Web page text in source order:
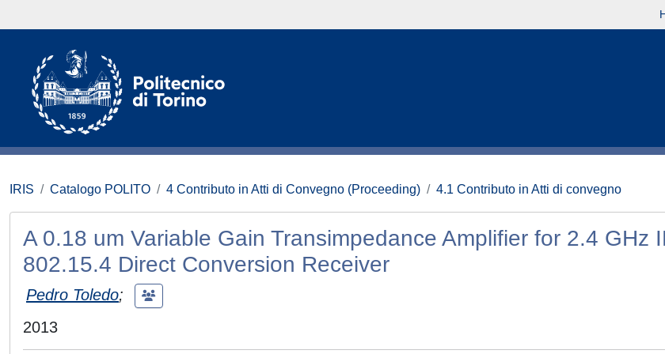
IRIS Catalogo POLITO 4 Contributo in Atti di Convegno (Proceeding) 4.1 Contributo in Atti di convegno
A 0.18 um Variable Gain Transimpedance Amplifier for 2.4 GHz
802.15.4 Direct Conversion Receiver
Pedro Toledo;
2013